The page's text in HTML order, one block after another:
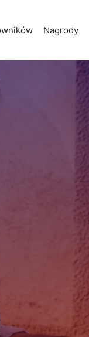
Nagrody